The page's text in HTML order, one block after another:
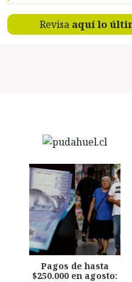
Revisa aquí lo
Pagos de hasta
$250.000 en agosto: